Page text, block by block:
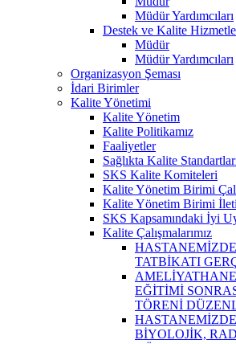
Müdür Yardımcıları
Destek ve Kalite
Müdür
Müdür Yardımcıları
Organizasyon Şeması
İdari Birimler
Kalite Yönetimi
Kalite Yönetim
Kalite Politikamız
Faaliyetler
Sağlıkta Kalite
SKS Kalite Komiteleri
Kalite Yönetim Birimi
Kalite Yönetim Birimi
SKS Kapsamındaki İyi
Kalite Çalışmalarımız
TATBİKATI
EĞİTİMİ
TÖRENİ
BİYOLOJİK,